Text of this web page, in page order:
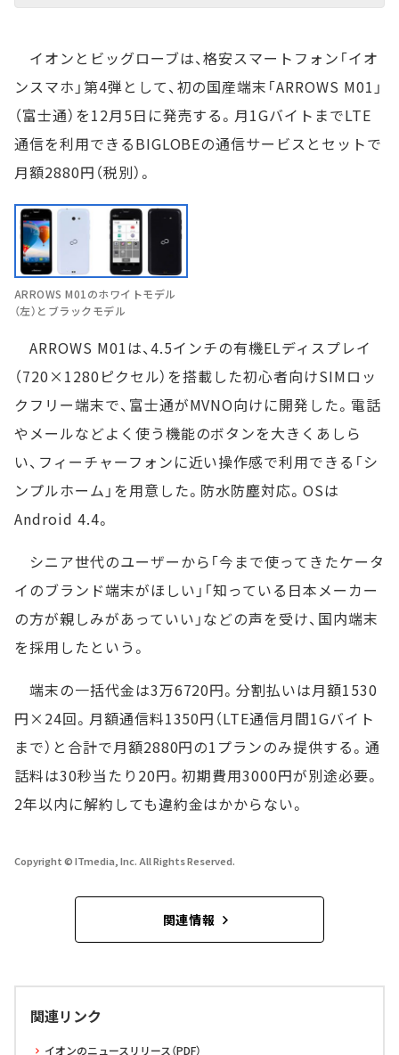
イオンとビッグローブは、格安スマートフォン「イオ
ンスマホ」第4弾として、初の国産端末「ARROWS M01」
（富士通）を12月5日に発売する。月1GバイトまでLTE
通信を利用できるBIGLOBEの通信サービスとセットで
月額2880円（税別）。
ARROWS M01のホワイトモデル
（左）とブラックモデル
ARROWS M01は、4.5インチの有機ELディスプレイ
（720×1280ピクセル）を搭載した初心者向けSIMロッ
クフリー端末で、富士通がMVNO向けに開発した。電話
やメールなどよく使う機能のボタンを大きくあしら
い、フィーチャーフォンに近い操作感で利用できる「シ
ンプルホーム」を用意した。防水防塵対応。OSは
Android 4.4。
シニア世代のユーザーから「今まで使ってきたケータ
イのブランド端末がほしい」「知っている日本メーカー
の方が親しみがあっていい」などの声を受け、国内端末
を採用したという。
端末の一括代金は3万6720円。分割払いは月額1530
円×24回。月額通信料1350円（LTE通信月間1Gバイト
まで）と合計で月額2880円の1プランのみ提供する。通
話料は30秒当たり20円。初期費用3000円が別途必要。
2年以内に解約しても違約金はかからない。
Copyright © ITmedia, Inc. All Rights Reserved.
関連情報
関連リンク
イオンのニュースリリース（PDF）